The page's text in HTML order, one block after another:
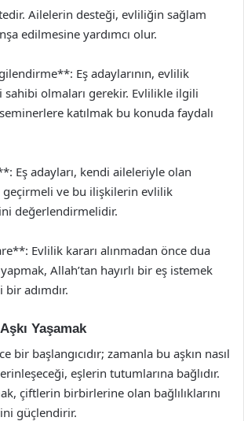
Ailelerin desteği, evliliğin sağlam
edilmesine yardımcı olur.
Eş adaylarının, evlilik
sahibi olmaları gerekir. Evlilikle ilgili
katılmak bu konuda faydalı
Eş adayları, kendi aileleriyle olan
ve bu ilişkilerin evlilik
değerlendirmelidir.
Evlilik kararı alınmadan önce dua
Allah’tan hayırlı bir eş istemek
adımdır.
Yaşamak
bir başlangıcıdır; zamanla bu aşkın nasıl
eşlerin tutumlarına bağlıdır.
çiftlerin birbirlerine olan bağlılıklarını
güçlendirir.